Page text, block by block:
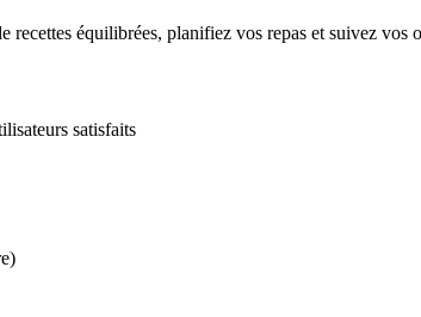
recettes équilibrées, planifiez vos repas et suivez
satisfaits
)